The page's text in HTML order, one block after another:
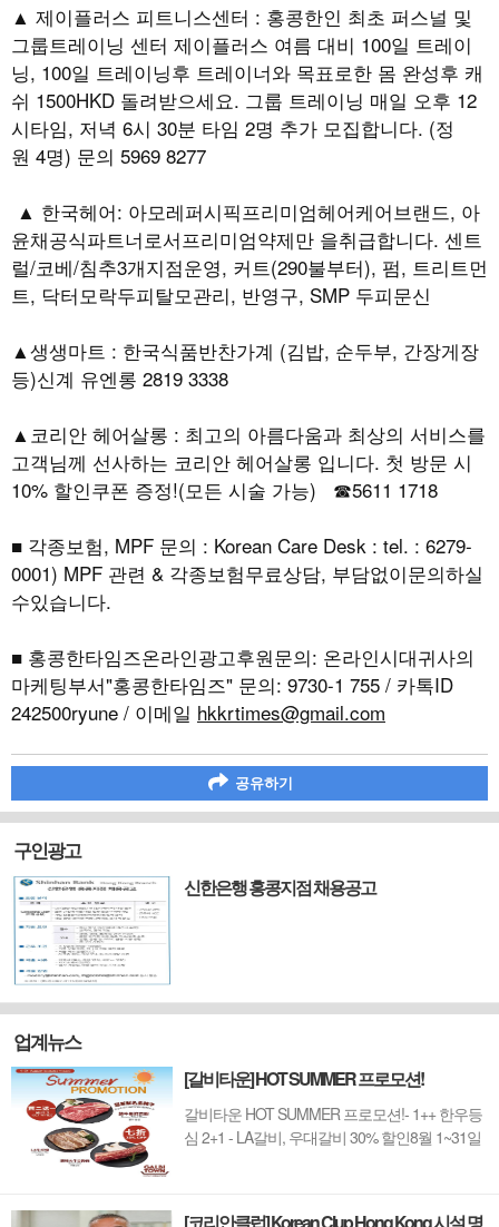
▲ 제이플러스 피트니스센터 : 홍콩한인 최초 퍼스널 및
그룹트레이닝 센터 제이플러스 여름 대비 100일 트레이
닝, 100일 트레이닝후 트레이너와 목표로한 몸 완성후 캐
쉬 1500HKD 돌려받으세요. 그룹 트레이닝 매일 오후 12
시타임, 저녁 6시 30분 타임 2명 추가 모집합니다. (정
원 4명) 문의 5969 8277
▲ 한국헤어: 아모레퍼시픽프리미엄헤어케어브랜드, 아
윤채공식파트너로서프리미엄약제만 을취급합니다. 센트
럴/코베/침추3개지점운영, 커트(290불부터), 펌, 트리트먼
트, 닥터모락두피탈모관리, 반영구, SMP 두피문신
▲생생마트 : 한국식품반찬가계 (김밥, 순두부, 간장게장
등)신계 유엔롱 2819 3338
▲코리안 헤어살롱 : 최고의 아름다움과 최상의 서비스를
고객님께 선사하는 코리안 헤어살롱 입니다. 첫 방문 시
10% 할인쿠폰 증정!(모든 시술 가능) ☎5611 1718
■ 각종보험, MPF 문의 : Korean Care Desk : tel. : 6279-
0001) MPF 관련 & 각종보험무료상담, 부담없이문의하실
수있습니다.
■ 홍콩한타임즈온라인광고후원문의: 온라인시대귀사의
마케팅부서"홍콩한타임즈" 문의: 9730-1 755 / 카톡ID
242500ryune / 이메일 hkkrtimes@gmail.com
공유하기
구인광고
신한은행 홍콩지점 채용공고
업계뉴스
[갈비타운] HOT SUMMER 프로모션!
갈비타운 HOT SUMMER 프로모션!- 1++ 한우등
심 2+1 - LA갈비, 우대갈비 30% 할인8월 1~31일
[코리안클럽] Korean Clup Hong Kong 시설 명